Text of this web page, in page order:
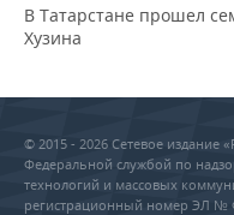
В Татарстане прошел
Хузина
© 2015 - 2026 Сетевое издание
Федеральной службой по
технологий и массовых
регистрационный номер ЭЛ №